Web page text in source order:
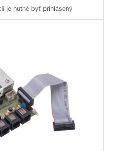
je nutné byť prihlásený